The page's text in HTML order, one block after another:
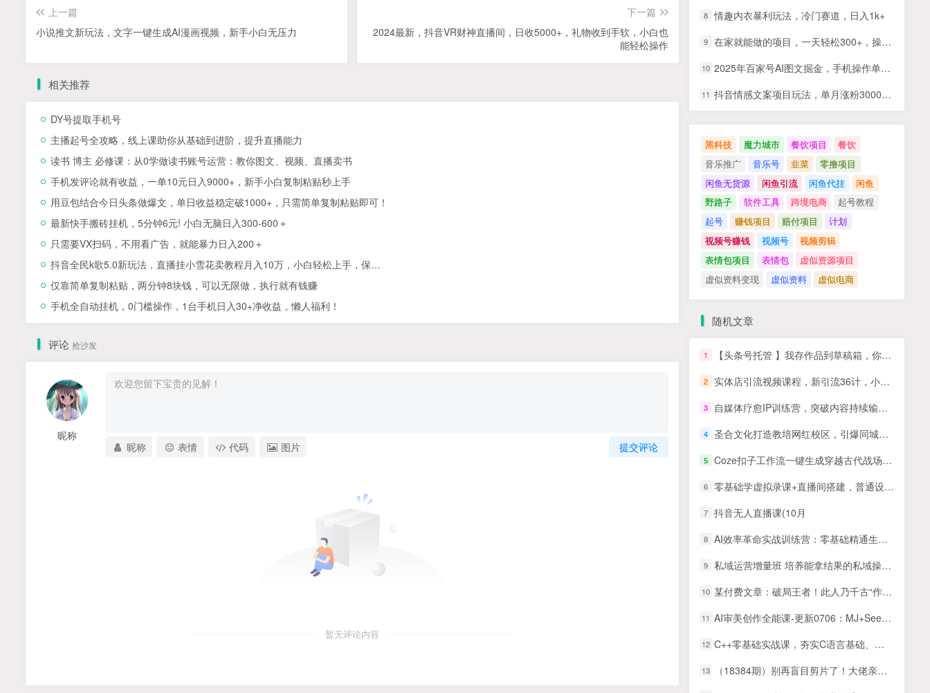
上一篇
小说推文新玩法，文字一键生成AI漫画视频，新手小白无压力
下一篇
2024最新，抖音VR财神直播间，日收5000+，礼物收到手软，小白也
能轻松操作
相关推荐
DY号提取手机号
主播起号全攻略，线上课助你从基础到进阶，提升直播能力
读书 博主 必修课：从0学做读书账号运营：教你图文、视频、直播卖书
手机发评论就有收益，一单10元日入9000+，新手小白复制粘贴秒上手
用豆包结合今日头条做爆文，单日收益稳定破1000+，只需简单复制粘贴即可！
最新快手搬砖挂机，5分钟6元! 小白无脑日入300-600＋
只需要VX扫码，不用看广告，就能暴力日入200＋
抖音全民k歌5.0新玩法，直播挂小雪花卖教程月入10万，小白轻松上手，保…
仅靠简单复制粘贴，两分钟8块钱，可以无限做，执行就有钱赚
手机全自动挂机，0门槛操作，1台手机日入30+净收益，懒人福利！
评论 抢沙发
昵称
提交评论
昵称 表情 代码 图片
暂无评论内容
8 情趣内衣暴利玩法，冷门赛道，日入1k+
9 在家就能做的项目，一天轻松300+，操作简单上手快
10 2025年百家号AI图文掘金，手机操作单号月入4-5位数，低门槛【附指令+工具】
11 抖音情感文案项目玩法，单月涨粉3000+，新手小白也能做
黑科技 魔力城市 餐饮项目
餐饮
音乐推广
音乐号 韭菜
零撸项目
闲鱼无货源
闲鱼引流 闲鱼代挂
闲鱼
野路子
软件工具 跨境电商
起号教程
起号
赚钱项目 赔付项目
计划
视频号赚钱
视频号
视频剪辑
表情包项目
表情包
虚似资源项目
虚似资料变现
虚似资料 虚似电商
随机文章
1 【头条号托管 】我存作品到草稿箱，你每天5分钟发布，最高月入2W+
2 实体店引流视频课程，新引流36计，小钱靠努力，大钱靠整合
3 自媒体疗愈IP训练营，突破内容持续输出瓶颈，搭建商业闭环
4 圣合文化打造教培网红校区，引爆同城精准招生【四类视频实操模板】
5 Coze扣子工作流一键生成穿越古代战场直播视频，实操教学通俗易懂
6 零基础学虚拟录课+直播间搭建，普通设备也能玩出高清画质（36节高清课）
7 抖音无人直播课(10月
8 AI效率革命实战训练营：零基础精通生成式AI，解锁办公设计创作商业变现全技能
9 私域运营增量班 培养能拿结果的私域操盘手，打造客户自循环赚钱系统
10 某付费文章：破局王者！此人乃千古“作弊”第一人，你的人生也会因此开挂
11 AI审美创作全能课-更新0706：MJ+Seedance+模型训练+影视分镜+编剧，一站式掌握AI艺术创作
12 C++零基础实战课，夯实C语言基础、贯穿游戏项目、掌握开发思维，学成可挑战月薪15K+岗位
13 （18384期）别再盲目剪片了！大佬亲授深度解读大招，基础进阶双向发力，一条过精选拿独家